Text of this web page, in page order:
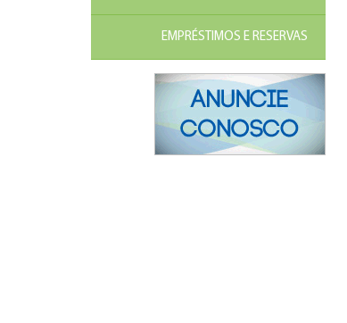
EMPRÉSTIMOS E RESERVAS